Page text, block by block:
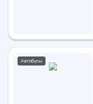
Автобусы